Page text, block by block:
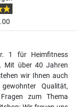
1 für Heimfitness
Mit über 40 Jahren
wir Ihnen auch
Qualität,
zum Thema